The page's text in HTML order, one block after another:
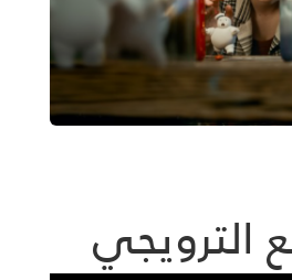
الترويجي